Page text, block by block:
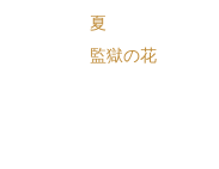
夏
監獄の花